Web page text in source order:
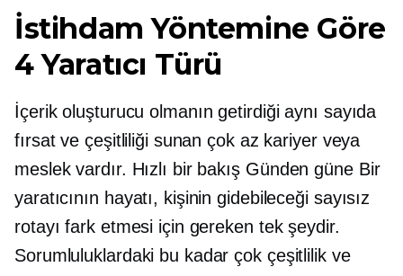
İstihdam Yöntemine Göre
4 Yaratıcı Türü
İçerik oluşturucu olmanın getirdiği aynı sayıda
fırsat ve çeşitliliği sunan çok az kariyer veya
meslek vardır. Hızlı bir bakış Günden güneBir
yaratıcının hayatı, kişinin gidebileceği sayısız
rotayı fark etmesi için gereken tek şeydir.
Sorumluluklardaki bu kadar çok çeşitlilik ve